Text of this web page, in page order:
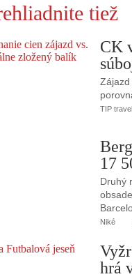
tiež
CK
Zájazd
TIP
17
Druhý
Niké
hrá